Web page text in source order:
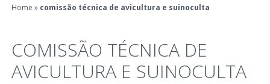
Home » comissão técnica de avicultura e suinoculta
COMISSÃO TÉCNICA DE
AVICULTURA E SUINOCULTA